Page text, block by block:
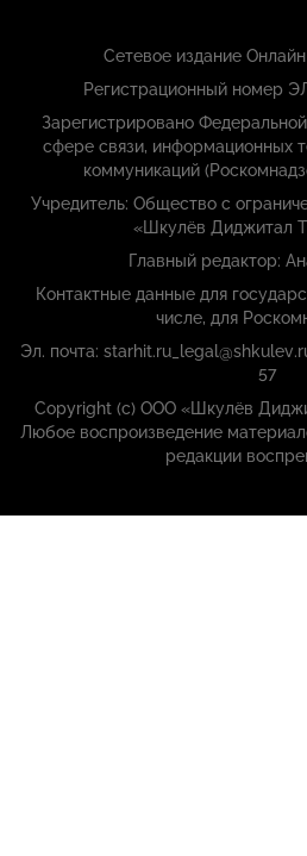
Сетевое издание
Регистрационный номер
Зарегистрировано
сфере связи, информационных
коммуникаций
Учредитель: Общество с
«Шкулёв Диджитал
Главный редактор:
Контактные данные для
числе, для
Эл. почта:
57
Copyright (с) ООО «Шкулёв
Любое воспроизведение
редакции